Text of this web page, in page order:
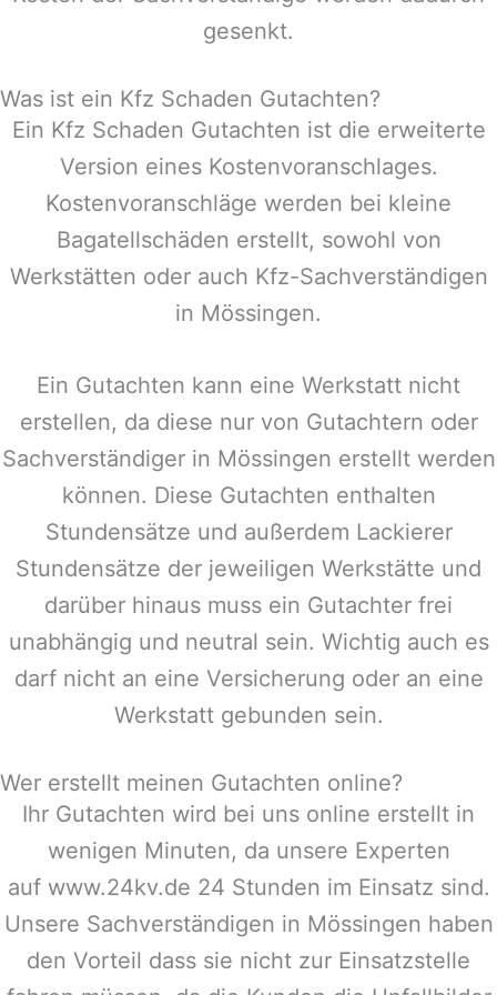
gesenkt.
Was ist ein Kfz Schaden Gutachten?
Ein Kfz Schaden Gutachten ist die erweiterte
Version eines Kostenvoranschlages.
Kostenvoranschläge werden bei kleine
Bagatellschäden erstellt, sowohl von
Werkstätten oder auch Kfz-Sachverständigen
in Mössingen.
Ein Gutachten kann eine Werkstatt nicht
erstellen, da diese nur von Gutachtern oder
Sachverständiger in Mössingen erstellt werden
können. Diese Gutachten enthalten
Stundensätze und außerdem Lackierer
Stundensätze der jeweiligen Werkstätte und
darüber hinaus muss ein Gutachter frei
unabhängig und neutral sein. Wichtig auch es
darf nicht an eine Versicherung oder an eine
Werkstatt gebunden sein.
Wer erstellt meinen Gutachten online?
Ihr Gutachten wird bei uns online erstellt in
wenigen Minuten, da unsere Experten
auf www.24kv.de 24 Stunden im Einsatz sind.
Unsere Sachverständigen in Mössingen haben
den Vorteil dass sie nicht zur Einsatzstelle